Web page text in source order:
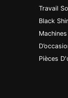
Travail
Black
Pièces